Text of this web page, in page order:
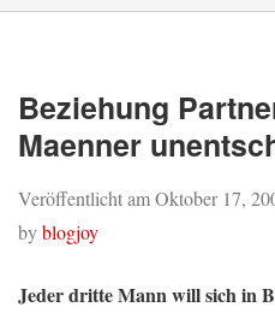
Beziehung
Maenner
Veröffentlicht amOktober 17,
byblogjoy
Jeder dritte Mann will sich in